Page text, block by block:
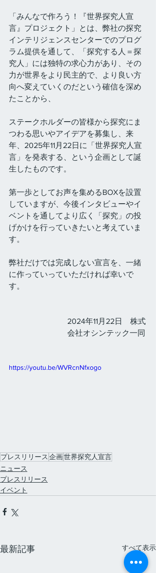
「みんなで作ろう！『世界探究人宣
言』プロジェクト」とは、弊社の探究
インテリジェンスセンターでのプログ
ラム提供を通して、「探究する人＝探
究人」には独特の求心力があり、その
力が世界をより民主的で、より良い方
向へ変えていくのだという確信を深め
たことから、
ステークホルダーの皆様から探究にま
つわる思いやアイデアを募集し、来
年、2025年11月22日に「世界探究人宣
言」を発表する、という企画として誕
生したものです。
第一歩としてお声を集めるBOXを設置
していますが、今後インタビューやイ
ベントを通してより広く「探究」の投
げかけを行っていきたいと考えていま
す。
弊社だけでは完成しない宣言を、一緒
に作っていっていただければ幸いで
す。
2024年11月22日　株式
会社オシンテック一同
https://youtu.be/WVRcnNfxogo
プレスリリース 企画世界探究人宣言
ニュース
プレスリリース
イベント
最新記事 すべて表示